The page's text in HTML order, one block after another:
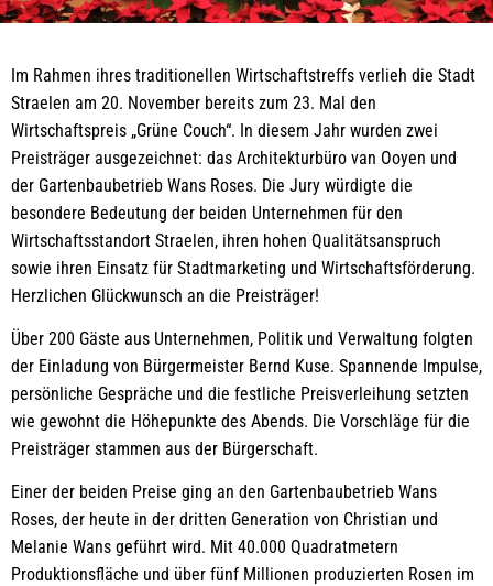
Im Rahmen ihres traditionellen Wirtschaftstreffs verlieh die Stadt
Straelen am 20. November bereits zum 23. Mal den
Wirtschaftspreis „Grüne Couch“. In diesem Jahr wurden zwei
Preisträger ausgezeichnet: das Architekturbüro van Ooyen und
der Gartenbaubetrieb Wans Roses. Die Jury würdigte die
besondere Bedeutung der beiden Unternehmen für den
Wirtschaftsstandort Straelen, ihren hohen Qualitätsanspruch
sowie ihren Einsatz für Stadtmarketing und Wirtschaftsförderung.
Herzlichen Glückwunsch an die Preisträger!
Über 200 Gäste aus Unternehmen, Politik und Verwaltung folgten
der Einladung von Bürgermeister Bernd Kuse. Spannende Impulse,
persönliche Gespräche und die festliche Preisverleihung setzten
wie gewohnt die Höhepunkte des Abends. Die Vorschläge für die
Preisträger stammen aus der Bürgerschaft.
Einer der beiden Preise ging an den Gartenbaubetrieb Wans
Roses, der heute in der dritten Generation von Christian und
Melanie Wans geführt wird. Mit 40.000 Quadratmetern
Produktionsfläche und über fünf Millionen produzierten Rosen im